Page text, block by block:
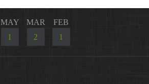
MAY
1
MAR
2
FEB
1